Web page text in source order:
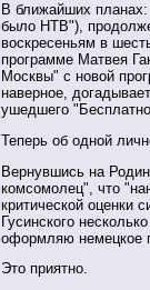
В ближайших
было НТВ"),
воскресеньям в
программе Матвея
Москвы" с новой
наверное,
ушедшего
Теперь об одной
Вернувшись на
комсомолец", что
критической оценки
Гусинского
оформляю немецкое
Это приятно.